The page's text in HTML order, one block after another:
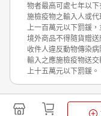
物者最高可處七年以
施檢疫物之輸入人或
上一百萬元以下罰鍰
境外商品不得隨貨贈送
收件人違反動物傳染
輸入之應施檢疫物送
上十五萬元以下罰鍰。
Shopping is